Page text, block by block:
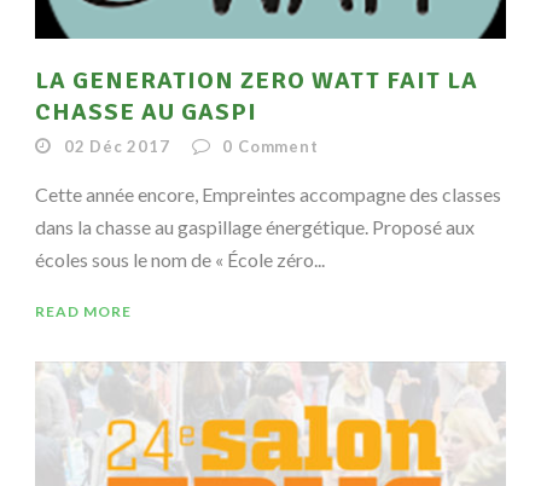
LA GENERATION ZERO WATT FAIT LA
CHASSE AU GASPI
02 Déc 2017 0 Comment
Cette année encore, Empreintes accompagne des classes
dans la chasse au gaspillage énergétique. Proposé aux
écoles sous le nom de « École zéro...
READ MORE